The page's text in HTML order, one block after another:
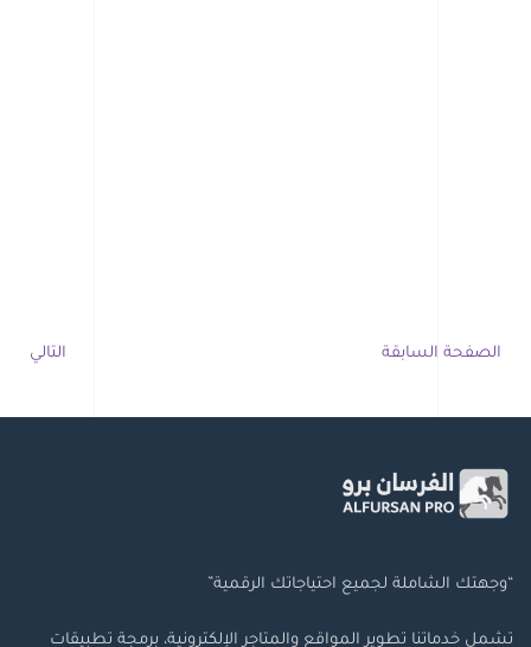
الصفحة السابقة التالي
“وجهتك الشاملة لجميع احتياجاتك الرقمية”
تشمل خدماتنا تطوير المواقع والمتاجر الإلكترونية، برمجة تطبيقات